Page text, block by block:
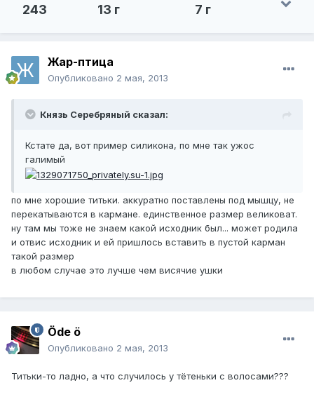
243 13 г 7 г
Жар-птица
Опубликовано 2 мая, 2013
Князь Серебряный сказал:
Кстате да, вот пример силикона, по мне так ужос
галимый
по мне хорошие титьки. аккуратно поставлены под мышцу, не
перекатываются в кармане. единственное размер великоват.
ну там мы тоже не знаем какой исходник был... может родила
и отвис исходник и ей пришлось вставить в пустой карман
такой размер
в любом случае это лучше чем висячие ушки
Öde ö
Опубликовано 2 мая, 2013
Титьки-то ладно, а что случилось у тётеньки с волосами???